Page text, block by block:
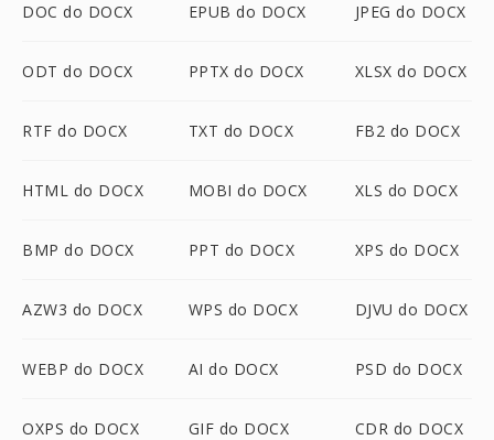
DOC do DOCX EPUB do DOCX JPEG do DOCX
ODT do DOCX PPTX do DOCX XLSX do DOCX
RTF do DOCX TXT do DOCX FB2 do DOCX
HTML do DOCX MOBI do DOCX XLS do DOCX
BMP do DOCX PPT do DOCX XPS do DOCX
AZW3 do DOCX WPS do DOCX DJVU do DOCX
WEBP do DOCX AI do DOCX PSD do DOCX
OXPS do DOCX GIF do DOCX CDR do DOCX